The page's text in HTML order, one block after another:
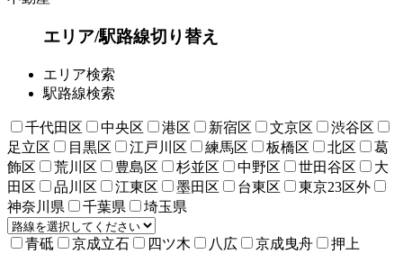
エリア/駅路線切り替え
エリア検索
駅路線検索
千代田区 中央区 港区 新宿区 文京区
渋谷区
足立区
目黒区 江戸川区 練馬区 板橋区 北区
葛
飾区
荒川区 豊島区 杉並区 中野区 世田谷区
大
田区
品川区 江東区 墨田区 台東区
東京23区外
神奈川県
千葉県 埼玉県
青砥 京成立石 四ツ木 八広 京成曳舟
押上